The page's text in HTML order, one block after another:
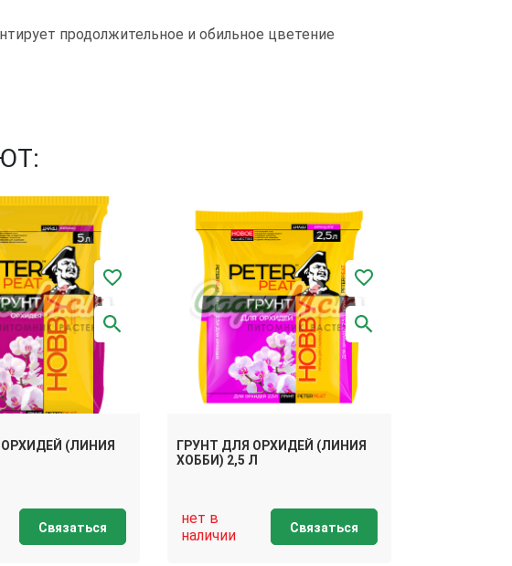
продолжительное и обильное цветение
(ЛИНИЯ
Связаться
ГРУНТ ДЛЯ ОРХИДЕЙ (ЛИНИЯ
ХОББИ) 2,5 Л
нет в
наличии
Связаться